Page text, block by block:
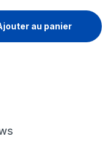
Filtering -
au panier